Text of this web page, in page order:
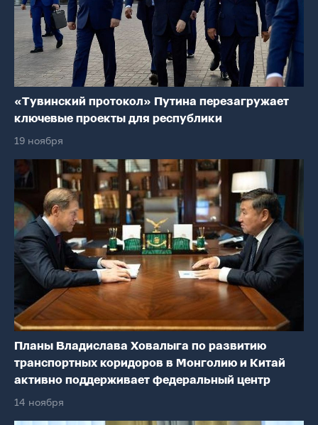
«Тувинский протокол» Путина перезагружает
ключевые проекты для республики
19 ноября
Планы Владислава Ховалыга по развитию
транспортных коридоров в Монголию и Китай
активно поддерживает федеральный центр
14 ноября